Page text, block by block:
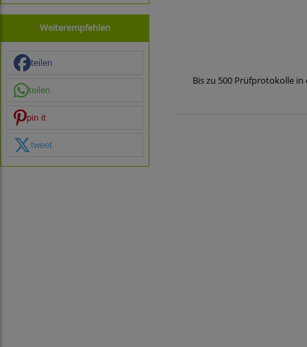
Weiterempfehlen
teilen
teilen
pin it
tweet
Bis zu 500 Prüfprotokolle